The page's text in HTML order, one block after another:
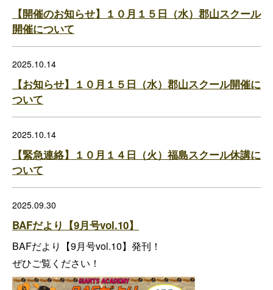
【開催のお知らせ】１０月１５日（水）郡山スクール
開催について
2025.10.14
【お知らせ】１０月１５日（水）郡山スクール開催に
ついて
2025.10.14
【緊急連絡】１０月１４日（火）福島スクール休講に
ついて
2025.09.30
BAFだより【9月号vol.10】
BAFだより【9月号vol.10】発刊！
ぜひご覧ください！